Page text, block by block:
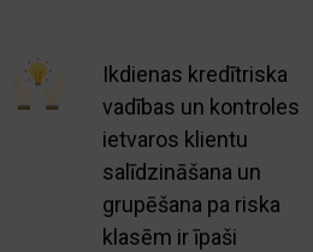
Ikdienas kredītriska
vadības un kontroles
ietvaros klientu
salīdzināšana un
grupēšana pa riska
klasēm ir īpaši